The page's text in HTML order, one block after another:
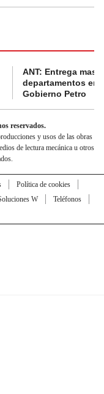
ANT: Entrega
departamentos en
Gobierno Petro
reservados.
y usos de las obras
de lectura mecánica u otros
Política de cookies
W
Teléfonos